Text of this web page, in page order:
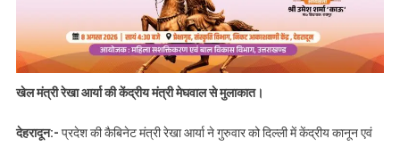
खेल मंत्री रेखा आर्या की केंद्रीय मंत्री मेघवाल से मुलाकात।
देहरादून:- प्रदेश की कैबिनेट मंत्री रेखा आर्या ने गुरुवार को दिल्ली में केंद्रीय कानून एवं